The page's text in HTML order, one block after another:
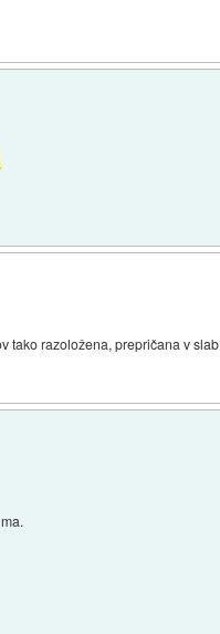
tako razoložena, prepričana v slab